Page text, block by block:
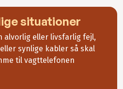
situationer
alvorlig eller livsfarlig fejl,
synlige kabler så skal
til vagttelefonen